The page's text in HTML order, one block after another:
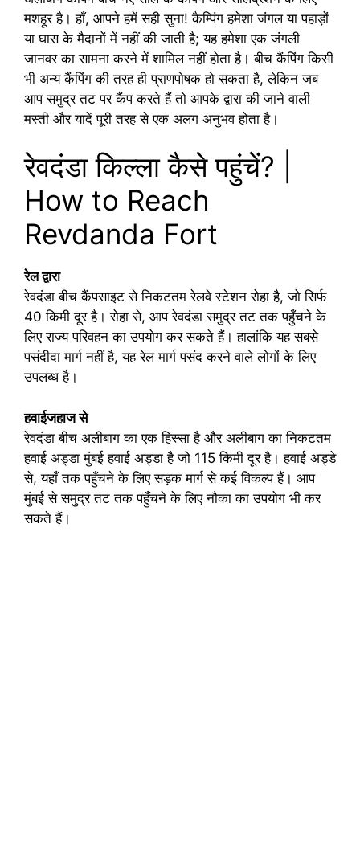
मशहूर है। हाँ, आपने हमें सही सुना! कैम्पिंग हमेशा जंगल या पहाड़ों
या घास के मैदानों में नहीं की जाती है; यह हमेशा एक जंगली
जानवर का सामना करने में शामिल नहीं होता है। बीच कैंपिंग किसी
भी अन्य कैंपिंग की तरह ही प्राणपोषक हो सकता है, लेकिन जब
आप समुद्र तट पर कैंप करते हैं तो आपके द्वारा की जाने वाली
मस्ती और यादें पूरी तरह से एक अलग अनुभव होता है।
रेवदंडा किल्ला कैसे पहुंचें? |
How to Reach
Revdanda Fort
रेल द्वारा
रेवदंडा बीच कैंपसाइट से निकटतम रेलवे स्टेशन रोहा है, जो सिर्फ
40 किमी दूर है। रोहा से, आप रेवदंडा समुद्र तट तक पहुँचने के
लिए राज्य परिवहन का उपयोग कर सकते हैं। हालांकि यह सबसे
पसंदीदा मार्ग नहीं है, यह रेल मार्ग पसंद करने वाले लोगों के लिए
उपलब्ध है।
हवाईजहाज से
रेवदंडा बीच अलीबाग का एक हिस्सा है और अलीबाग का निकटतम
हवाई अड्डा मुंबई हवाई अड्डा है जो 115 किमी दूर है। हवाई अड्डे
से, यहाँ तक पहुँचने के लिए सड़क मार्ग से कई विकल्प हैं। आप
मुंबई से समुद्र तट तक पहुँचने के लिए नौका का उपयोग भी कर
सकते हैं।